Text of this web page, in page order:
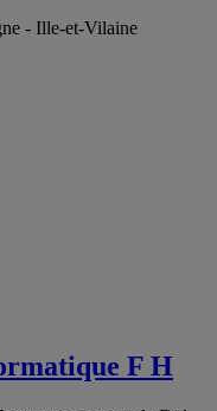
- Ille-et-Vilaine
F H